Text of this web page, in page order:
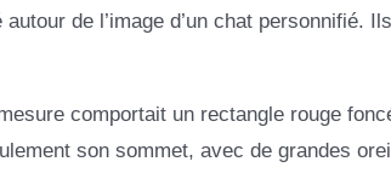
de l’image d’un chat personnifié.
comportait un rectangle rouge
son sommet, avec de grandes